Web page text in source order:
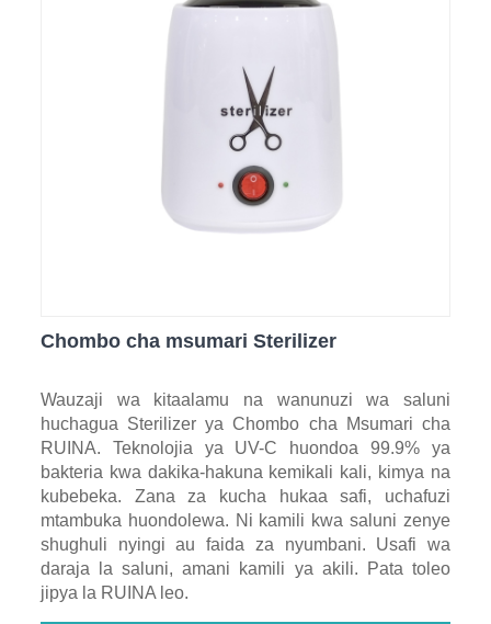
Chombo cha msumari Sterilizer
Wauzaji wa kitaalamu na wanunuzi wa saluni
huchagua Sterilizer ya Chombo cha Msumari cha
RUINA. Teknolojia ya UV-C huondoa 99.9% ya
bakteria kwa dakika-hakuna kemikali kali, kimya na
kubebeka. Zana za kucha hukaa safi, uchafuzi
mtambuka huondolewa. Ni kamili kwa saluni zenye
shughuli nyingi au faida za nyumbani. Usafi wa
daraja la saluni, amani kamili ya akili. Pata toleo
jipya la RUINA leo.